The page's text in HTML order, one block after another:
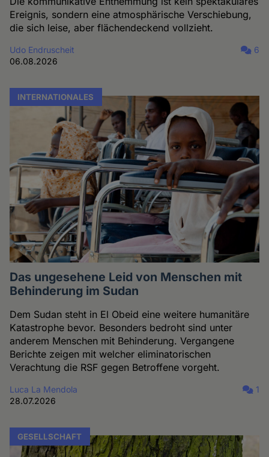
Ereignis, sondern eine atmosphärische Verschiebung,
die sich leise, aber flächendeckend vollzieht.
Udo Endruscheit
06.08.2026
6
INTERNATIONALES
Das ungesehene Leid von Menschen mit
Behinderung im Sudan
Dem Sudan steht in El Obeid eine weitere humanitäre
Katastrophe bevor. Besonders bedroht sind unter
anderem Menschen mit Behinderung. Vergangene
Berichte zeigen mit welcher eliminatorischen
Verachtung die RSF gegen Betroffene vorgeht.
Luca La Mendola
28.07.2026
1
GESELLSCHAFT